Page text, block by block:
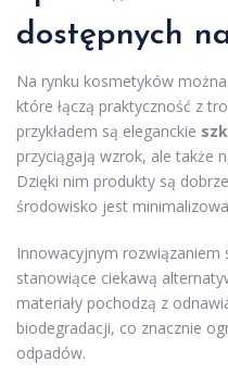
dostępnych
Na rynku kosmetyków
które łączą praktyczność z
przykładem są eleganckie
przyciągają wzrok, ale także
Dzięki nim produkty są
środowisko jest
Innowacyjnym rozwiązaniem
stanowiące ciekawą
materiały pochodzą z
biodegradacji, co znacznie
odpadów.